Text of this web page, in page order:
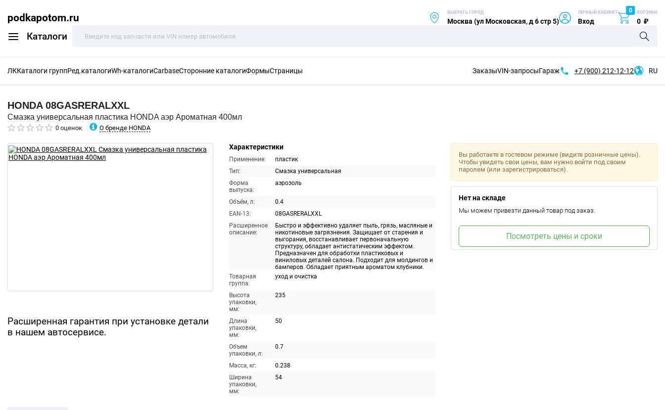
podkapotom.ru
Каталоги
ВЫБРАТЬ ГОРОД
Москва (ул Московская, д 6 стр 5)
ЛИЧНЫЙ КАБИНЕТ
Вход
0 КОРЗИНА
0 ₽
ЛККаталоги группРед.каталогиWh-каталогиCarbaseСторонние каталогиФормыСтраницы ЗаказыVIN-запросыГараж +7 (900) 212-12-12 RU
HONDA 08GASRERALXXL
Смазка универсальная пластика HONDA аэр Ароматная 400мл
0 оценок О бренде HONDA
Расширенная гарантия при установке детали
в нашем автосервисе.
Характеристики
Применение:
пластик
Тип:
Смазка универсальная
Форма
выпуска:
аэрозоль
Объём, л:
0.4
EAN-13:
08GASRERALXXL
Расширенное
описание:
Быстро и эффективно удаляет пыль, грязь, масляные и
никотиновые загрязнения. Защищает от старения и
выгорания, восстанавливает первоначальную
структуру, обладает антистатическим эффектом.
Предназначен для обработки пластиковых и
виниловых деталей салона. Подходит для молдингов и
бамперов. Обладает приятным ароматом клубники.
Товарная
группа:
уход и очистка
Высота
упаковки,
мм:
235
Длина
упаковки,
мм:
50
Объем
упаковки, л:
0.7
Масса, кг:
0.238
Ширина
упаковки,
мм:
54
Вы работаете в гостевом режиме (видите розничные цены).
Чтобы увидеть свои цены, вам нужно войти под своим
паролем (или зарегистрироваться).
Нет на складе
Мы можем привезти данный товар под заказ.
Посмотреть цены и сроки